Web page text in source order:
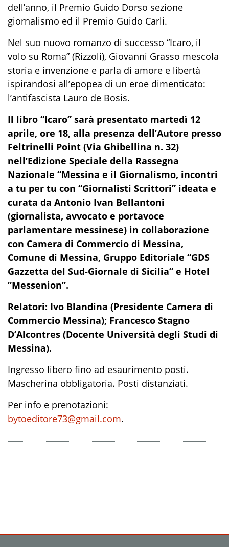
dell’anno, il Premio Guido Dorso sezione
giornalismo ed il Premio Guido Carli.
Nel suo nuovo romanzo di successo “Icaro, il
volo su Roma” (Rizzoli), Giovanni Grasso mescola
storia e invenzione e parla di amore e libertà
ispirandosi all’epopea di un eroe dimenticato:
l’antifascista Lauro de Bosis.
Il libro “Icaro” sarà presentato martedì 12
aprile, ore 18, alla presenza dell’Autore presso
Feltrinelli Point (Via Ghibellina n. 32)
nell’Edizione Speciale della Rassegna
Nazionale “Messina e il Giornalismo, incontri
a tu per tu con “Giornalisti Scrittori” ideata e
curata da Antonio Ivan Bellantoni
(giornalista, avvocato e portavoce
parlamentare messinese) in collaborazione
con Camera di Commercio di Messina,
Comune di Messina, Gruppo Editoriale “GDS
Gazzetta del Sud-Giornale di Sicilia” e Hotel
“Messenion”.
Relatori: Ivo Blandina (Presidente Camera di
Commercio Messina); Francesco Stagno
D’Alcontres (Docente Università degli Studi di
Messina).
Ingresso libero fino ad esaurimento posti.
Mascherina obbligatoria. Posti distanziati.
Per info e prenotazioni:
bytoeditore73@gmail.com.